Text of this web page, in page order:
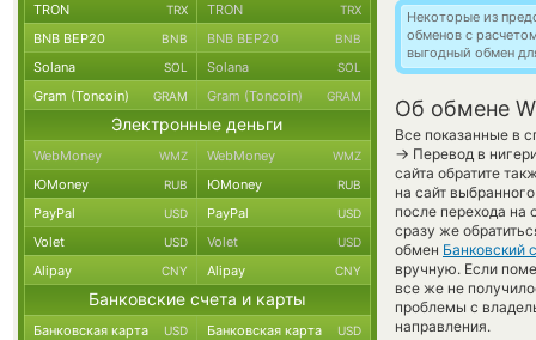
Некоторые из
обменов с
выгодный обмен
Об обмене
Все показанные в
→ Перевод в
сайта обратите
на сайт
после перехода на
сразу же
обмен Банковский
вручную. Если
все же не
проблемы с
направления.
TRON TRX TRON TRX
BNB BEP20 BNB BNB BEP20 BNB
Solana SOL Solana SOL
Gram (Toncoin) GRAM Gram (Toncoin) GRAM
Электронные деньги
WebMoney WMZ WebMoney WMZ
ЮMoney RUB ЮMoney RUB
PayPal USD PayPal USD
Volet USD Volet USD
Alipay CNY Alipay CNY
Банковские счета и карты
Банковская карта USD Банковская карта USD